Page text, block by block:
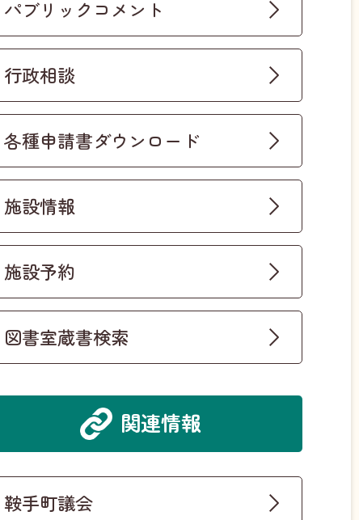
パブリックコメント
行政相談
各種申請書ダウンロード
施設情報
施設予約
図書室蔵書検索
関連情報
鞍手町議会